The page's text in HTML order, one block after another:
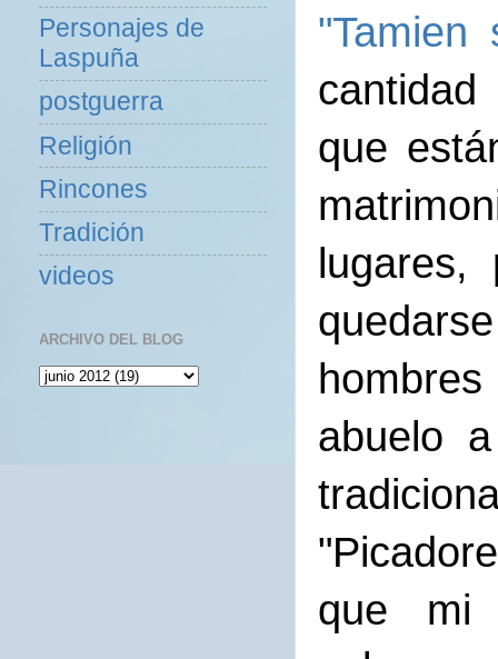
"Tamien
que
abuelo
que mi
Personajes de
Laspuña
postguerra
Religión
Rincones
Tradición
videos
ARCHIVO DEL BLOG